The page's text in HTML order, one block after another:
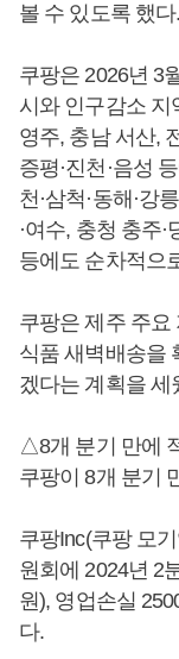
볼 수 있도록 했다.
쿠팡은 2026년 3
시와 인구감소 지
영주, 충남 서산,
증평·진천·음성
천·삼척·동해·강
·여수, 충청 충주·
등에도 순차적으
쿠팡은 제주 주요
식품 새벽배송을
겠다는 계획을 세
△8개 분기 만에
쿠팡이 8개 분기
쿠팡Inc(쿠팡 모
원회에 2024년 2
원), 영업손실
다.